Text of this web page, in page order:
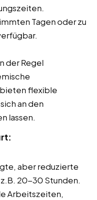
Tagen oder zu
der Regel
flexible
an den
lassen.
aber reduzierte
20-30 Stunden.
Arbeitszeiten,